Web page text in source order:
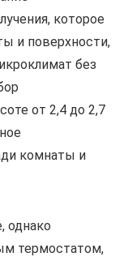
которое
и поверхности,
без
от 2,4 до 2,7
комнаты и
однако
термостатом,